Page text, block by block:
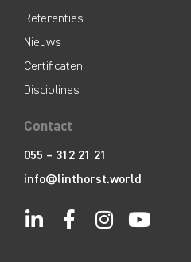
Referenties
Nieuws
Certificaten
Disciplines
Contact
055 – 312 21 21
info@linthorst.world